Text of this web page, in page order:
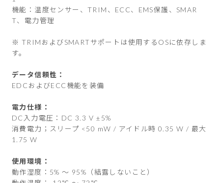
機能：温度センサー、TRIM、ECC、EMS保護、SMAR
T、電力管理
※ TRIMおよびSMARTサポートは使用するOSに依存しま
す。
データ信頼性：
EDCおよびECC機能を装備
電力仕様：
DC入力電圧：DC 3.3 V ±5%
消費電力；スリープ <50 mW / アイドル時 0.35 W / 最大
1.75 W
使用環境：
動作湿度：5% ～ 95%（結露しないこと）